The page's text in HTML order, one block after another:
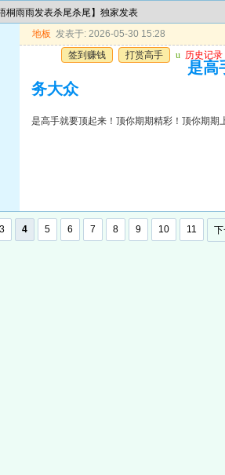
桐雨雨发表杀尾杀尾】独家发表
地板 发表于: 2026-05-30 15:28
签到赚钱
打赏高手 u 历史记录
是高
务大众
是高手就要顶起来！顶你期期精彩！顶你期期
3 4 5 6 7 8 9 10 11